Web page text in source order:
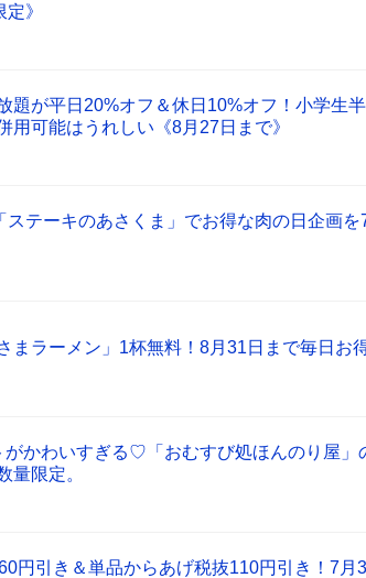
》
題が平日20%オフ＆休日10%オフ！小学生
用可能はうれしい《8月27日まで》
テーキのあさくま」でお得な肉の日企画を
まラーメン」1杯無料！8月31日まで毎日お
がかわいすぎる♡「おむすび処ほんのり屋」
量限定。
円引き＆単品からあげ税抜110円引き！7月